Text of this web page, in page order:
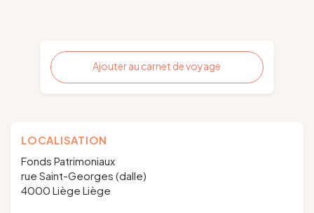
Ajouter au carnet de voyage
LOCALISATION
Fonds Patrimoniaux
rue Saint-Georges (dalle)
4000 Liège Liège